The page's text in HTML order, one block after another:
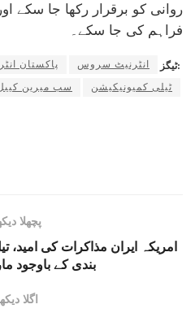
روانی کو برقرار رکھا جا سکے
فراہم کی جا سکے۔
ٹیگز: انٹرنیٹ سروس پاکستان
ٹیلی کمیونیکیشن
سب میرین
پچھلا
امریکہ ایران مذاکرات کی امید،
بندی کے باوجود
اگلا